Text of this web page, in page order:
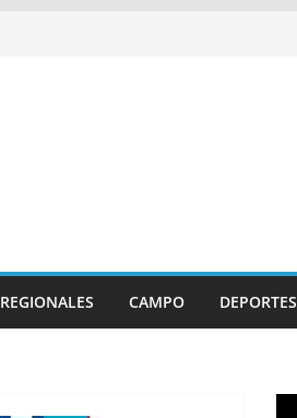
REGIONALES CAMPO DEPORTES